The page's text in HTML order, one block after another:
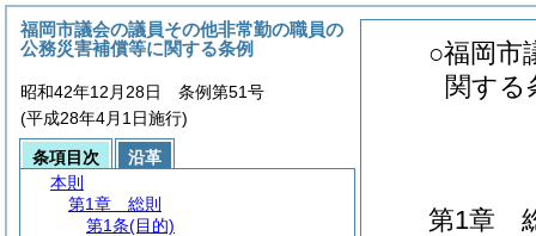
○福岡市
関する
第1章
福岡市議会の議員その他非常勤の職員の
公務災害補償等に関する条例
昭和42年12月28日 条例第51号
(平成28年4月1日施行)
条項目次
沿革
本則
第1章
総則
第1条(目的)